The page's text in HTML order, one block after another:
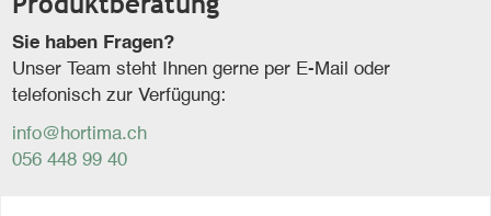
Sie haben Fragen?
Unser Team steht Ihnen gerne per E-Mail oder
telefonisch zur Verfügung:
info@hortima.ch
056 448 99 40